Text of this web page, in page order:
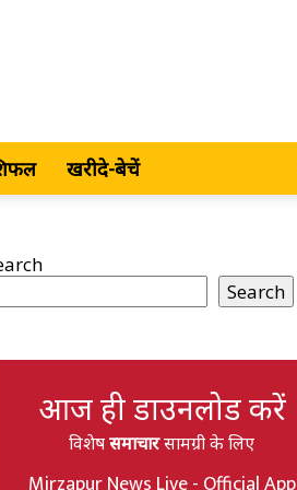
खरीदे-बेचें
Search
आज ही डाउनलोड करें
विशेषसमाचारसामग्री के लिए